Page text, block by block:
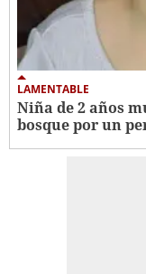
LAMENTABLE
Niña de 2 años
bosque por un